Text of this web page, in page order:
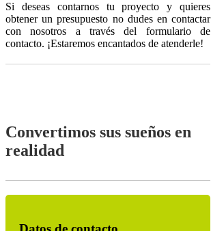
Si deseas contarnos tu proyecto y quieres
obtener un presupuesto no dudes en contactar
con nosotros a través del formulario de
contacto. ¡Estaremos encantados de atenderle!
Convertimos sus sueños en
realidad